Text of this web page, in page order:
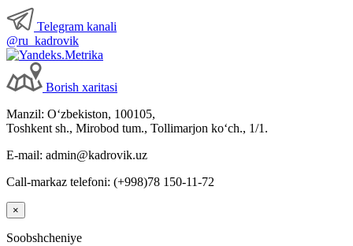
Telegram kanali
@ru_kadrovik
Borish хaritasi
Manzil: Oʻzbekiston, 100105,
Toshkent sh., Mirobod tum., Tollimarjon koʻch., 1/1.
E-mail: admin@kadrovik.uz
Call-markaz telefoni: (+998)78 150-11-72
×
Soobshcheniye